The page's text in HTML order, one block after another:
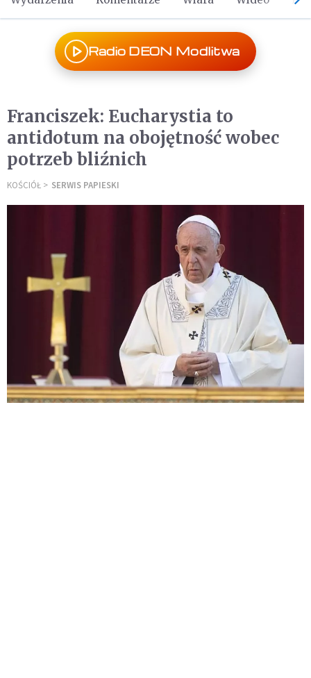
Radio DEON Modlitwa
Franciszek: Eucharystia to
antidotum na obojętność wobec
potrzeb bliźnich
KOŚCIÓŁ SERWIS PAPIESKI